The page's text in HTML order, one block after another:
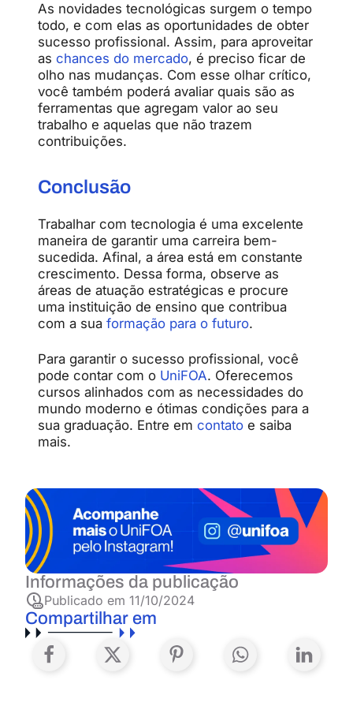
As novidades tecnológicas surgem o tempo
todo, e com elas as oportunidades de obter
sucesso profissional. Assim, para aproveitar
as chances do mercado, é preciso ficar de
olho nas mudanças. Com esse olhar crítico,
você também poderá avaliar quais são as
ferramentas que agregam valor ao seu
trabalho e aquelas que não trazem
contribuições.
Conclusão
Trabalhar com tecnologia é uma excelente
maneira de garantir uma carreira bem-
sucedida. Afinal, a área está em constante
crescimento. Dessa forma, observe as
áreas de atuação estratégicas e procure
uma instituição de ensino que contribua
com a sua formação para o futuro.
Para garantir o sucesso profissional, você
pode contar com o UniFOA. Oferecemos
cursos alinhados com as necessidades do
mundo moderno e ótimas condições para a
sua graduação. Entre em contato e saiba
mais.
Informações da publicação
Publicado em 11/10/2024
Compartilhar em